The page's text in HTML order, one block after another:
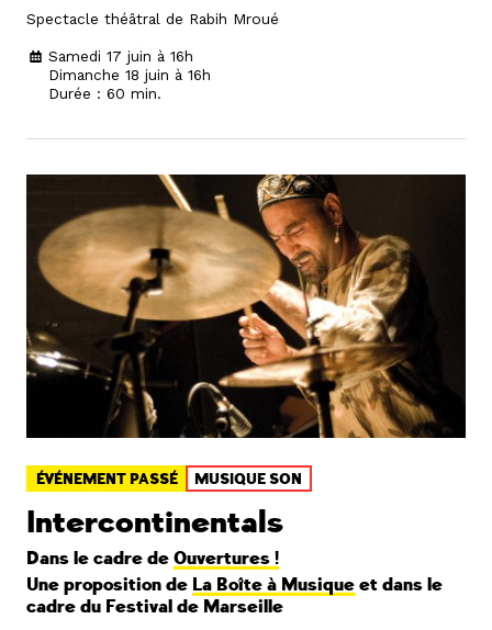
Spectacle théâtral de Rabih Mroué
Samedi 17 juin à 16h
Dimanche 18 juin à 16h
Durée : 60 min.
ÉVÉNEMENT PASSÉ MUSIQUE SON
Intercontinentals
Dans le cadre de Ouvertures !
Une proposition de La Boîte à Musique et dans le
cadre du Festival de Marseille